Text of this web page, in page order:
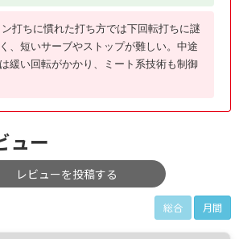
打ちに慣れた打ち方では下回転打ちに謎
、短いサーブやストップが難しい。中途
緩い回転がかかり、ミート系技術も制御
ュー
レビューを投稿する
総合 月間